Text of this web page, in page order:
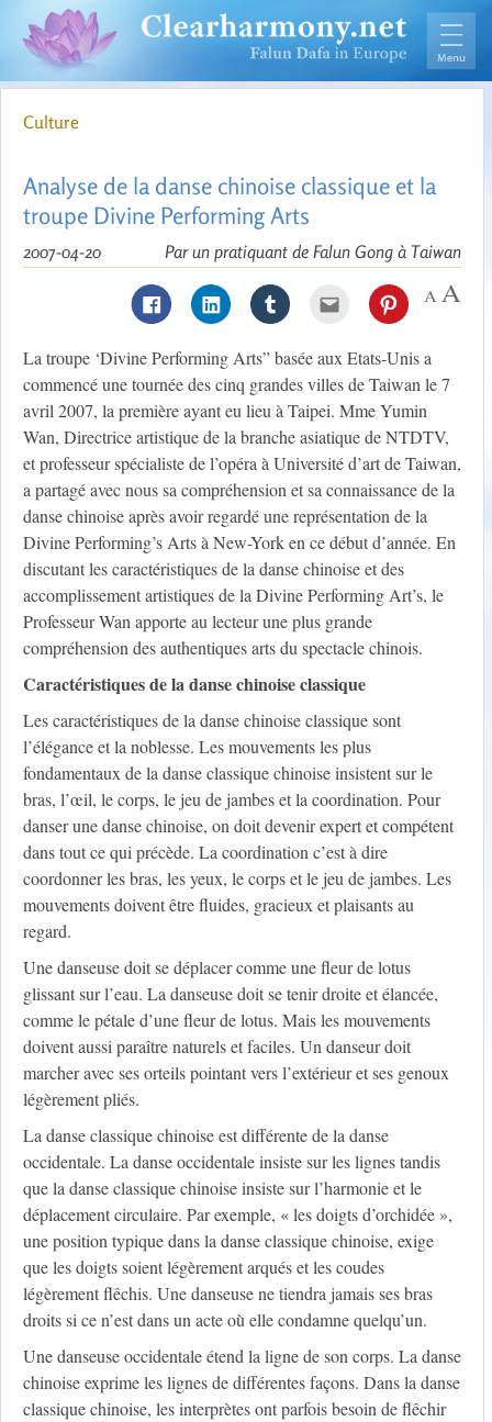
Culture
Analyse de la danse chinoise classique et la
troupe Divine Performing Arts
Par un pratiquant de Falun Gong à Taiwan
2007-04-20
La troupe ‘Divine Performing Arts” basée aux Etats-Unis a
commencé une tournée des cinq grandes villes de Taiwan le 7
avril 2007, la première ayant eu lieu à Taipei. Mme Yumin
Wan, Directrice artistique de la branche asiatique de NTDTV,
et professeur spécialiste de l’opéra à Université d’art de Taiwan,
a partagé avec nous sa compréhension et sa connaissance de la
danse chinoise après avoir regardé une représentation de la
Divine Performing’s Arts à New-York en ce début d’année. En
discutant les caractéristiques de la danse chinoise et des
accomplissement artistiques de la Divine Performing Art’s, le
Professeur Wan apporte au lecteur une plus grande
compréhension des authentiques arts du spectacle chinois.
Caractéristiques de la danse chinoise classique
Les caractéristiques de la danse chinoise classique sont
l’élégance et la noblesse. Les mouvements les plus
fondamentaux de la danse classique chinoise insistent sur le
bras, l’œil, le corps, le jeu de jambes et la coordination. Pour
danser une danse chinoise, on doit devenir expert et compétent
dans tout ce qui précède. La coordination c’est à dire
coordonner les bras, les yeux, le corps et le jeu de jambes. Les
mouvements doivent être fluides, gracieux et plaisants au
regard.
Une danseuse doit se déplacer comme une fleur de lotus
glissant sur l’eau. La danseuse doit se tenir droite et élancée,
comme le pétale d’une fleur de lotus. Mais les mouvements
doivent aussi paraître naturels et faciles. Un danseur doit
marcher avec ses orteils pointant vers l’extérieur et ses genoux
légèrement pliés.
La danse classique chinoise est différente de la danse
occidentale. La danse occidentale insiste sur les lignes tandis
que la danse classique chinoise insiste sur l’harmonie et le
déplacement circulaire. Par exemple, « les doigts d’orchidée »,
une position typique dans la danse classique chinoise, exige
que les doigts soient légèrement arqués et les coudes
légèrement flêchis. Une danseuse ne tiendra jamais ses bras
droits si ce n’est dans un acte où elle condamne quelqu’un.
Une danseuse occidentale étend la ligne de son corps. La danse
chinoise exprime les lignes de différentes façons. Dans la danse
classique chinoise, les interprètes ont parfois besoin de flêchir